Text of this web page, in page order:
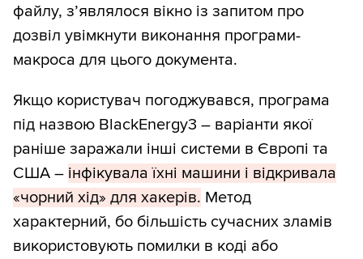
файлу, з’являлося вікно із запитом про
дозвіл увімкнути виконання програми-
макроса для цього документа.
Якщо користувач погоджувався, програма
під назвою BlackEnergy3 – варіанти якої
раніше заражали інші системи в Європі та
США – інфікувала їхні машини і відкривала
«чорний хід» для хакерів. Метод
характерний, бо більшість сучасних зламів
використовують помилки в коді або